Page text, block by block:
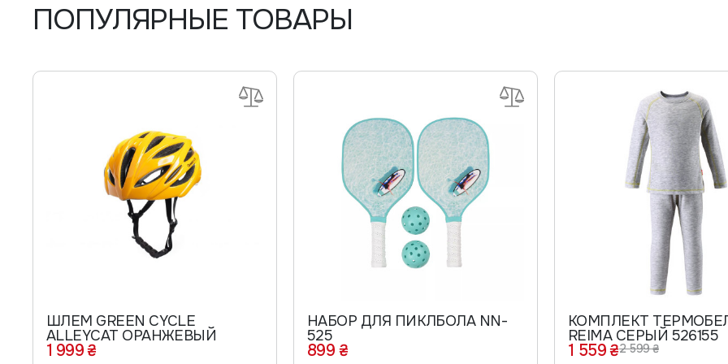
ПОПУЛЯРНЫЕ ТОВАРЫ
ШЛЕМ GREEN CYCLE
ALLEYCAT ОРАНЖЕВЫЙ
1 999 ₴
НАБОР ДЛЯ ПИКЛБОЛА NN-
525
899 ₴
КОМПЛЕКТ
REIMA СЕРЫЙ 526155
1 559 ₴2 599 ₴